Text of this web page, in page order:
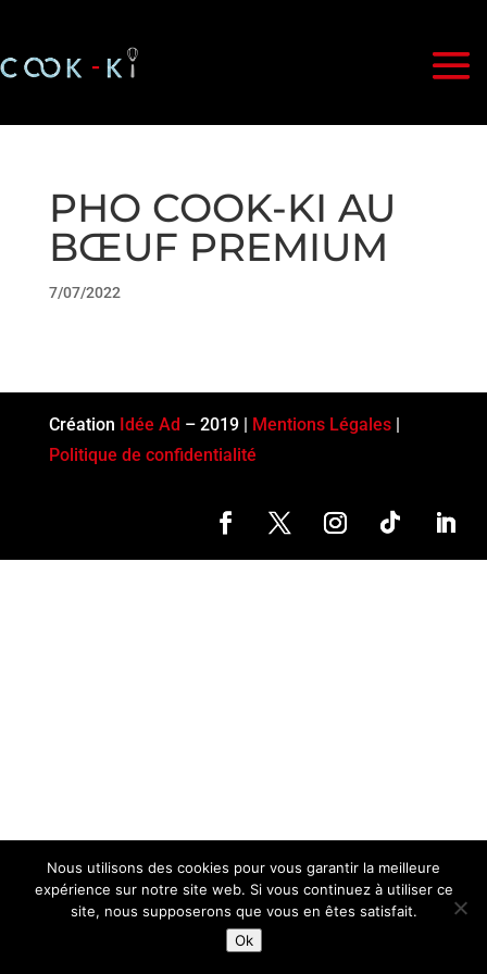
PHO COOK-KI AU
BŒUF PREMIUM
7/07/2022
Création Idée Ad – 2019 | Mentions Légales|
Politique de confidentialité
Nous utilisons des cookies pour vous garantir la meilleure
expérience sur notre site web. Si vous continuez à utiliser ce
site, nous supposerons que vous en êtes satisfait.
Ok